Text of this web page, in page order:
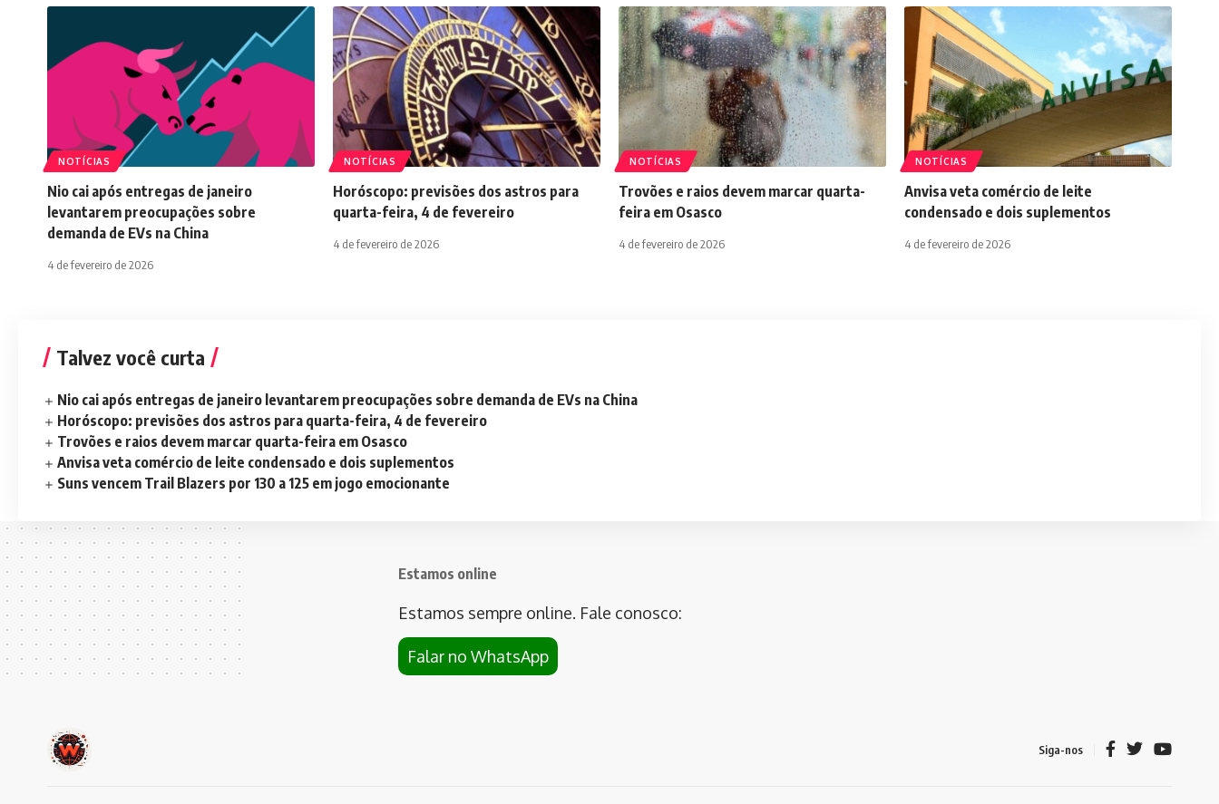
NOTÍCIAS
Nio cai após entregas de janeiro
levantarem preocupações sobre
demanda de EVs na China
4 de fevereiro de 2026
NOTÍCIAS
Horóscopo: previsões dos astros para
quarta-feira, 4 de fevereiro
4 de fevereiro de 2026
NOTÍCIAS
Trovões e raios devem marcar quarta-
feira em Osasco
4 de fevereiro de 2026
NOTÍCIAS
Anvisa veta comércio de leite
condensado e dois suplementos
4 de fevereiro de 2026
Talvez você curta
Nio cai após entregas de janeiro levantarem preocupações sobre demanda de EVs na China
Horóscopo: previsões dos astros para quarta-feira, 4 de fevereiro
Trovões e raios devem marcar quarta-feira em Osasco
Anvisa veta comércio de leite condensado e dois suplementos
Suns vencem Trail Blazers por 130 a 125 em jogo emocionante
Estamos online
Estamos sempre online. Fale conosco:
Falar no WhatsApp
Siga-nos